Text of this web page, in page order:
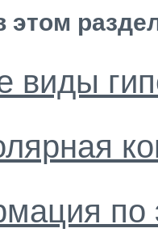
этом
виды
по